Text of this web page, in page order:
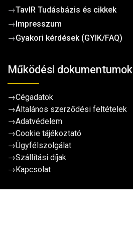
→TavIR Tudásbázis és cikkek
→Impresszum
→Gyakori kérdések (GYIK/FAQ)
Működési dokumentumok
→Cégadatok
→Általános szerződési feltételek
→Adatvédelem
→Cookie tájékoztató
→Ügyfélszolgálat
→Szállítási díjak
→Kapcsolat